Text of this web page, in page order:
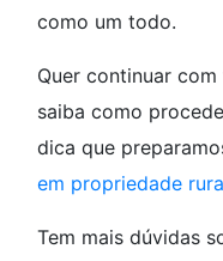
como um todo.
Quer continuar
saiba como
dica que
em propriedade
Tem mais dúvidas